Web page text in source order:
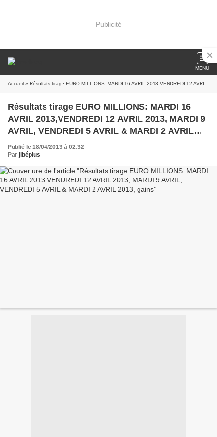
Publicité
MENU
Accueil » Résultats tirage EURO MILLIONS: MARDI 16 AVRIL 2013,VENDREDI 12 AVRIL 2013, MARDI 9 AVRIL, VENDREDI 5 AVRIL & MARDI 2 AVRIL 2013, gains
Résultats tirage EURO MILLIONS: MARDI 16
AVRIL 2013,VENDREDI 12 AVRIL 2013, MARDI 9
AVRIL, VENDREDI 5 AVRIL & MARDI 2 AVRIL
2013, gains
Publié le 18/04/2013 à 02:32
Par jibéplus